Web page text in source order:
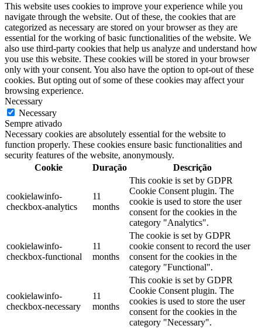
This website uses cookies to improve your experience while you
navigate through the website. Out of these, the cookies that are
categorized as necessary are stored on your browser as they are
essential for the working of basic functionalities of the website. We
also use third-party cookies that help us analyze and understand how
you use this website. These cookies will be stored in your browser
only with your consent. You also have the option to opt-out of these
cookies. But opting out of some of these cookies may affect your
browsing experience.
Necessary
Necessary
Sempre ativado
Necessary cookies are absolutely essential for the website to
function properly. These cookies ensure basic functionalities and
security features of the website, anonymously.
Cookie
Duração Descrição
cookielawinfo-
checkbox-analytics
11
months
This cookie is set by GDPR
Cookie Consent plugin. The
cookie is used to store the user
consent for the cookies in the
category "Analytics".
cookielawinfo-
checkbox-functional
11
months
The cookie is set by GDPR
cookie consent to record the user
consent for the cookies in the
category "Functional".
cookielawinfo-
checkbox-necessary
11
months
This cookie is set by GDPR
Cookie Consent plugin. The
cookies is used to store the user
consent for the cookies in the
category "Necessary".